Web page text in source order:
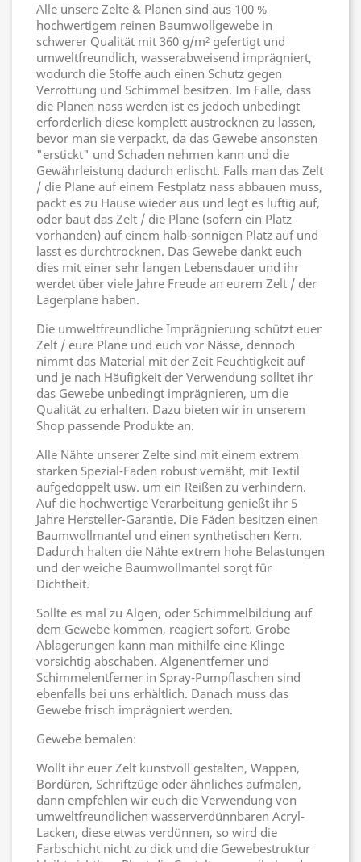
Alle unsere Zelte & Planen sind aus 100 %
hochwertigem reinen Baumwollgewebe in
schwerer Qualität mit 360 g/m² gefertigt und
umweltfreundlich, wasserabweisend imprägniert,
wodurch die Stoffe auch einen Schutz gegen
Verrottung und Schimmel besitzen. Im Falle, dass
die Planen nass werden ist es jedoch unbedingt
erforderlich diese komplett austrocknen zu lassen,
bevor man sie verpackt, da das Gewebe ansonsten
"erstickt" und Schaden nehmen kann und die
Gewährleistung dadurch erlischt. Falls man das Zelt
/ die Plane auf einem Festplatz nass abbauen muss,
packt es zu Hause wieder aus und legt es luftig auf,
oder baut das Zelt / die Plane (sofern ein Platz
vorhanden) auf einem halb-sonnigen Platz auf und
lasst es durchtrocknen. Das Gewebe dankt euch
dies mit einer sehr langen Lebensdauer und ihr
werdet über viele Jahre Freude an eurem Zelt / der
Lagerplane haben.
Die umweltfreundliche Imprägnierung schützt euer
Zelt / eure Plane und euch vor Nässe, dennoch
nimmt das Material mit der Zeit Feuchtigkeit auf
und je nach Häufigkeit der Verwendung solltet ihr
das Gewebe unbedingt imprägnieren, um die
Qualität zu erhalten. Dazu bieten wir in unserem
Shop passende Produkte an.
Alle Nähte unserer Zelte sind mit einem extrem
starken Spezial-Faden robust vernäht, mit Textil
aufgedoppelt usw. um ein Reißen zu verhindern.
Auf die hochwertige Verarbeitung genießt ihr 5
Jahre Hersteller-Garantie. Die Fäden besitzen einen
Baumwollmantel und einen synthetischen Kern.
Dadurch halten die Nähte extrem hohe Belastungen
und der weiche Baumwollmantel sorgt für
Dichtheit.
Sollte es mal zu Algen, oder Schimmelbildung auf
dem Gewebe kommen, reagiert sofort. Grobe
Ablagerungen kann man mithilfe eine Klinge
vorsichtig abschaben. Algenentferner und
Schimmelentferner in Spray-Pumpflaschen sind
ebenfalls bei uns erhältlich. Danach muss das
Gewebe frisch imprägniert werden.
Gewebe bemalen:
Wollt ihr euer Zelt kunstvoll gestalten, Wappen,
Bordüren, Schriftzüge oder ähnliches aufmalen,
dann empfehlen wir euch die Verwendung von
umweltfreundlichen wasserverdünnbaren Acryl-
Lacken, diese etwas verdünnen, so wird die
Farbschicht nicht zu dick und die Gewebestruktur